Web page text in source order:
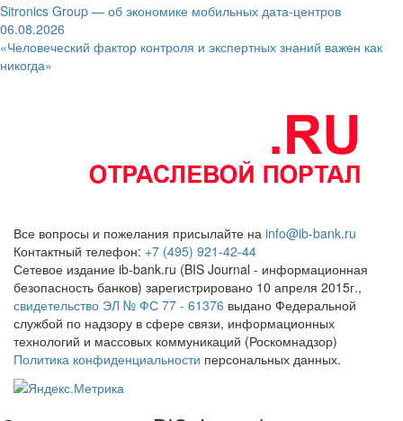
Sitronics Group — об экономике мобильных дата-центров
06.08.2026
«Человеческий фактор контроля и экспертных знаний важен как
никогда»
Все вопросы и пожелания присылайте на info@ib-bank.ru
Контактный телефон: +7 (495) 921-42-44
Сетевое издание ib-bank.ru (BIS Journal - информационная
безопасность банков) зарегистрировано 10 апреля 2015г.,
свидетельство ЭЛ № ФС 77 - 61376 выдано Федеральной
службой по надзору в сфере связи, информационных
технологий и массовых коммуникаций (Роскомнадзор)
Политика конфиденциальности персональных данных.